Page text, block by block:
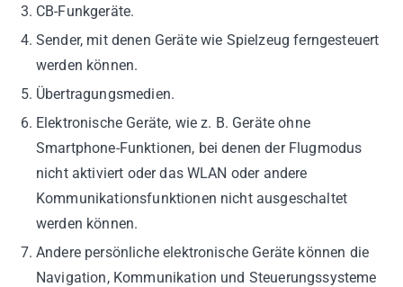
CB-Funkgeräte.
Sender, mit denen Geräte wie Spielzeug ferngesteuert
werden können.
Übertragungsmedien.
Elektronische Geräte, wie z. B. Geräte ohne
Smartphone-Funktionen, bei denen der Flugmodus
nicht aktiviert oder das WLAN oder andere
Kommunikationsfunktionen nicht ausgeschaltet
werden können.
Andere persönliche elektronische Geräte können die
Navigation, Kommunikation und Steuerungssysteme